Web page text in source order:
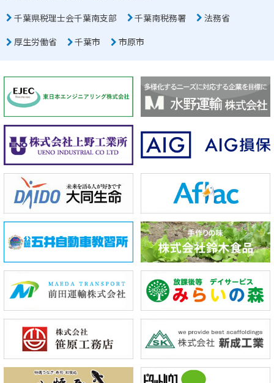
千葉県税理士会千葉南支部
千葉南税務署
法務省
厚生労働省
千葉市 市原市